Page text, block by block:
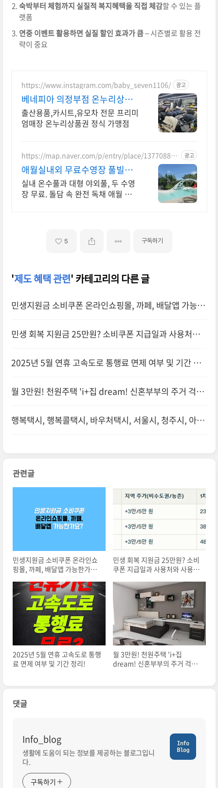
숙박부터 체험까지 실질적 복지혜택을 직접 체감할 수 있는 플
랫폼
연중 이벤트 활용하면 실질 할인 효과가 큼– 시즌별로 활용 전
략이 중요
https://www.instagram.com/baby_seven1106/ 광고
베네피아 의정부점 온누리상품
권 10%누구나할인
출산용품,카시트,유모차 전문 프리미
엄매장 온누리상품권 정식 가맹점
https://map.naver.com/p/entry/place/137708803
광고
애월실내외 무료수영장 풀빌라
반려견 동반 이국적 감성숙소
실내 온수풀과 대형 야외풀, 두 수영
장 무료. 돌담 속 완전 독채 애월 풀
5 구독하기
'제도 혜택 관련' 카테고리의 다른 글
민생지원금 소비쿠폰 온라인쇼핑몰, 까페, 배달앱 가능한
민생 회복 지원금 25만원? 소비쿠폰 지급일과 사용처와
2025년 5월 연휴 고속도로 통행료 면제 여부 및 기간 정
월 3만원! 천원주택 'i+집 dream! 신혼부부의 주거 걱정
행복택시, 행복콜택시, 바우처택시, 서울시, 청주시, 아산
관련글
민생지원금 소비쿠폰 온라인쇼
핑몰, 까페, 배달앱 가능한가요?
민생 회복 지원금 25만원? 소비
쿠폰 지급일과 사용처와 사용할
2025년 5월 연휴 고속도로 통행
료 면제 여부 및 기간 정리!
월 3만원! 천원주택 'i+집
dream! 신혼부부의 주거 걱정
댓글
Info_blog
생활에 도움이 되는 정보를 제공하는 블로그입니
다.
구독하기